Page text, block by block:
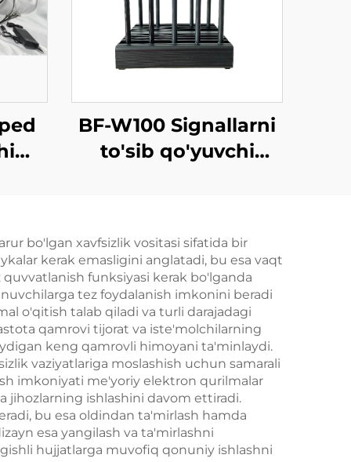
BF-W100 Signallarni
to'sib qo'yuvchi
bo'lgan xavfsizlik vositasi sifatida bir
kerak emasligini anglatadi, bu esa vaqt
funksiyasi kerak bo'lganda
tez foydalanish imkonini beradi
o'qitish talab qiladi va turli darajadagi
qamrovi tijorat va iste'molchilarning
keng qamrovli himoyani ta'minlaydi.
vaziyatlariga moslashish uchun samarali
imkoniyati me'yoriy elektron qurilmalar
jihozlarning ishlashini davom ettiradi.
bu esa oldindan ta'mirlash hamda
esa yangilash va ta'mirlashni
hujjatlarga muvofiq qonuniy ishlashni